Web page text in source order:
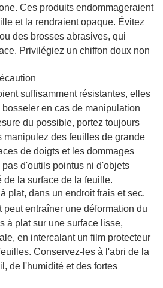
Ces produits endommageraient
et la rendraient opaque. Évitez
des brosses abrasives, qui
Privilégiez un chiffon doux non
suffisamment résistantes, elles
en cas de manipulation
du possible, portez toujours
manipulez des feuilles de grande
de doigts et les dommages
d'outils pointus ni d'objets
de la surface de la feuille.
plat, dans un endroit frais et sec.
entraîner une déformation du
à plat sur une surface lisse,
en intercalant un film protecteur
Conservez-les à l'abri de la
de l'humidité et des fortes